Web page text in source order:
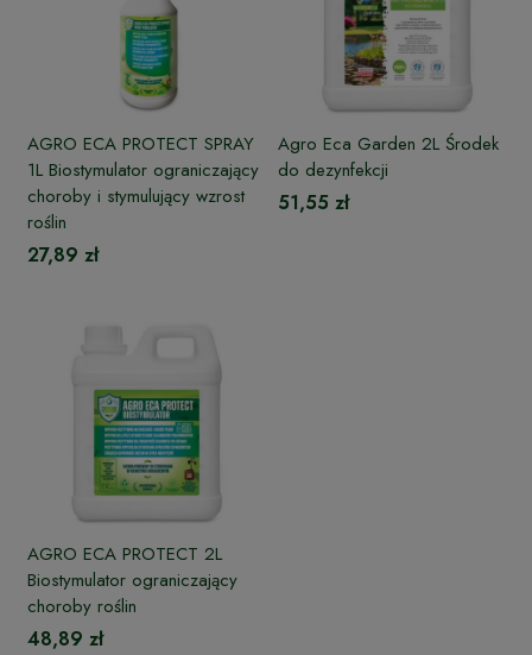
AGRO ECA PROTECT SPRAY
1L Biostymulator ograniczający
choroby i stymulujący wzrost
roślin
27,89 zł
Agro Eca Garden 2L Środek
do dezynfekcji
51,55 zł
AGRO ECA PROTECT 2L
Biostymulator ograniczający
choroby roślin
48,89 zł